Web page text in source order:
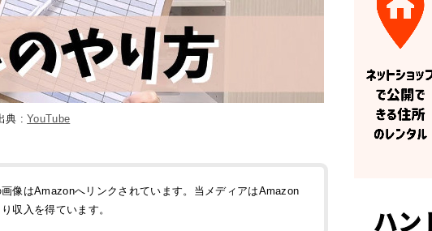
典 :YouTube
像はAmazonへリンクされています。当メディアはAmazon
収入を得ています。